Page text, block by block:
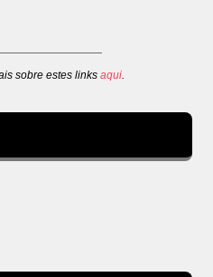
sobre estes links aqui.